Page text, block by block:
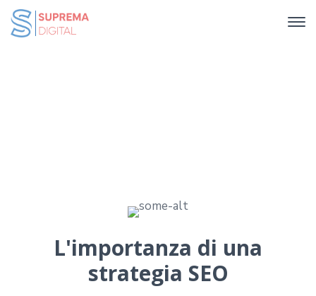
L'importanza di una
strategia SEO